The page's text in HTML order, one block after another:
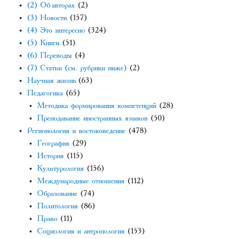
(2) Об авторах (2)
(3) Новости (157)
(4) Это интересно (324)
(5) Книги (51)
(6) Переводы (4)
(7) Статьи (см. рубрики ниже) (2)
Научная жизнь(63)
Педагогика (65)
Методика формирования компетенций (28)
Преподавание иностранных языков (50)
Регионология и востоковедение (478)
География (29)
История (115)
Культурология (156)
Международные отношения (112)
Образование (74)
Политология (86)
Право (11)
Социология и антропология (153)